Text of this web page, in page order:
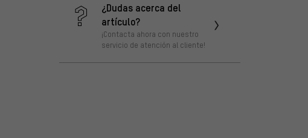
¿Dudas acerca del
artículo?
¡Contacta ahora con nuestro
servicio de atención al cliente!